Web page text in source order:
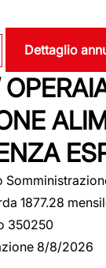
Dettaglio
1877.28
350250
8/8/2026